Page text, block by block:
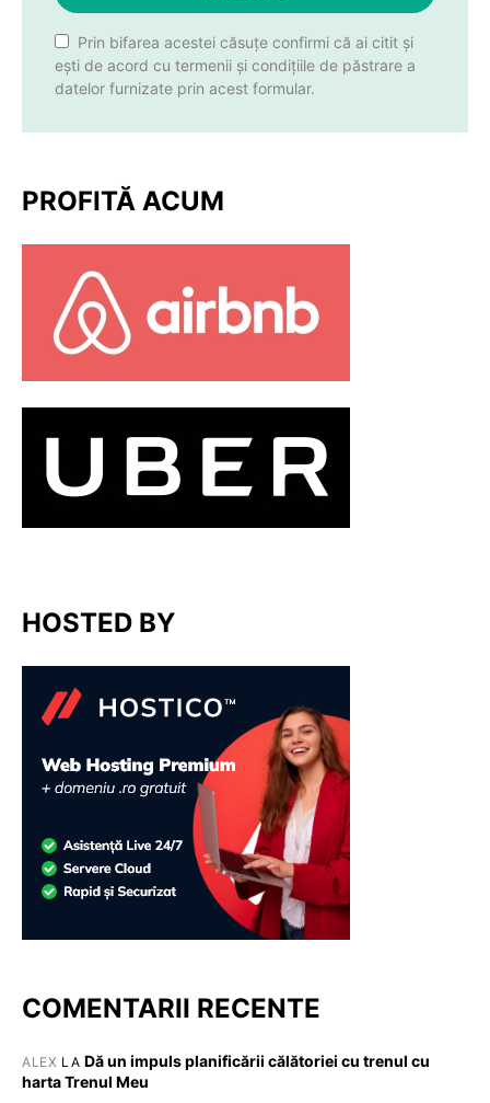
Prin bifarea acestei căsuțe confirmi că ai citit și
ești de acord cu termenii și condițiile de păstrare a
datelor furnizate prin acest formular.
PROFITĂ ACUM
HOSTED BY
COMENTARII RECENTE
ALEX LA Dă un impuls planificării călătoriei cu trenul cu
harta Trenul Meu